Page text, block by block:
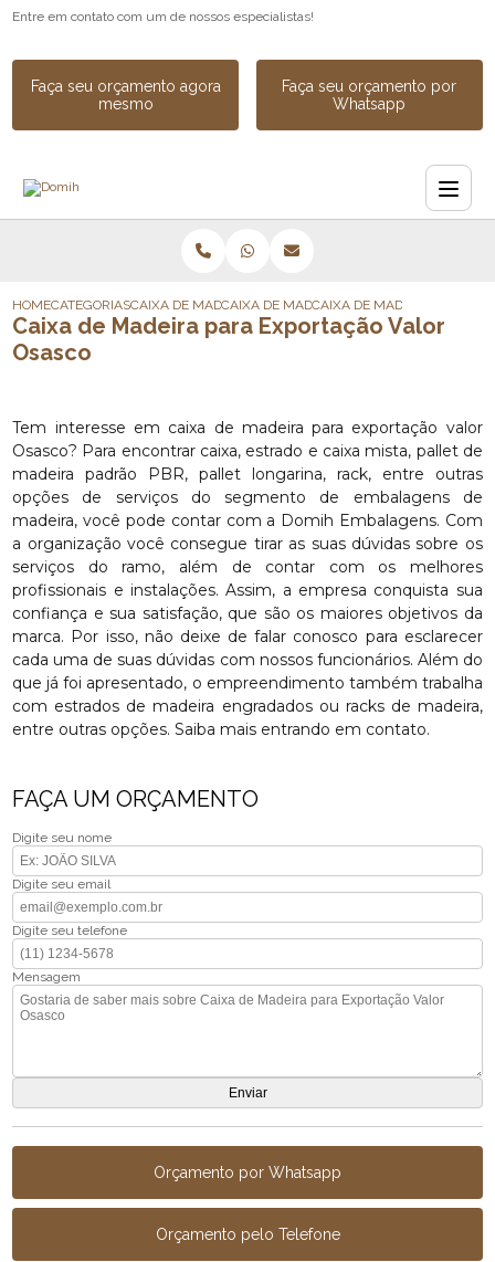
Entre em contato com um de nossos especialistas!
Faça seu orçamento agora
mesmo
Faça seu orçamento por
Whatsapp
HOMECATEGORIASCAIXA DE MADEIRACAIXA DE MADEIRA PARA INDUSTRIA
CAIXA DE MADEIRA PARA
Caixa de Madeira para Exportação Valor
Osasco
Tem interesse em caixa de madeira para exportação valor
Osasco? Para encontrar caixa, estrado e caixa mista, pallet de
madeira padrão PBR, pallet longarina, rack, entre outras
opções de serviços do segmento de embalagens de
madeira, você pode contar com a Domih Embalagens. Com
a organização você consegue tirar as suas dúvidas sobre os
serviços do ramo, além de contar com os melhores
profissionais e instalações. Assim, a empresa conquista sua
confiança e sua satisfação, que são os maiores objetivos da
marca. Por isso, não deixe de falar conosco para esclarecer
cada uma de suas dúvidas com nossos funcionários. Além do
que já foi apresentado, o empreendimento também trabalha
com estrados de madeira engradados ou racks de madeira,
entre outras opções. Saiba mais entrando em contato.
FAÇA UM ORÇAMENTO
Digite seu nome
Digite seu email
Digite seu telefone
Mensagem
Orçamento por Whatsapp
Orçamento pelo Telefone